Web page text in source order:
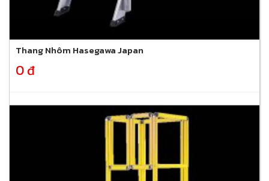
Thang Nhôm Hasegawa Japan
0 đ